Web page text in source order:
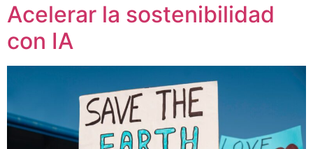
Acelerar la sostenibilidad
con IA